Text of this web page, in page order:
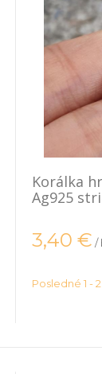
Korálka
Ag925
3,40 € /
Posledné 1 -